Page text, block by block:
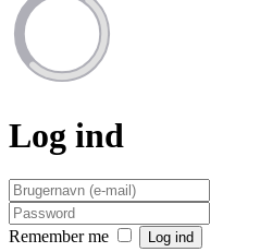
Log ind
Remember me